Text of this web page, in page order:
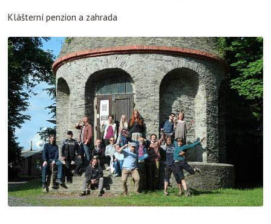
Klášterní penzion a zahrada